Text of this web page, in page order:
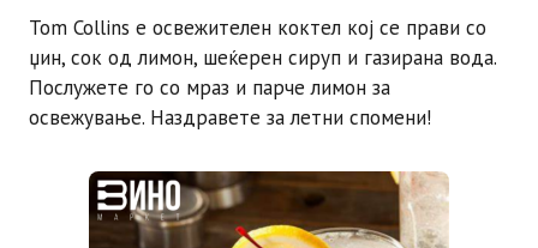
Tom Collins е освежителен коктел кој се прави со
џин, сок од лимон, шеќерен сируп и газирана вода.
Послужете го со мраз и парче лимон за
освежување. Наздравете за летни спомени!